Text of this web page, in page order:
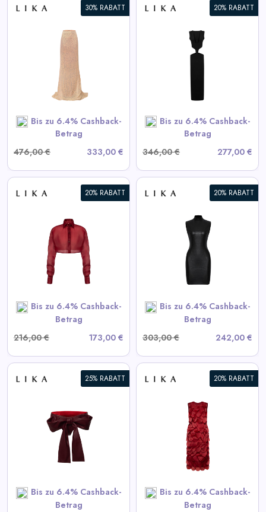
30% RABATT
Bis zu 6.4% Cashback-
Betrag
476,00 €
333,00 €
20% RABATT
Bis zu 6.4% Cashback-
Betrag
346,00 €
277,00 €
Schwarzes Kleid mit
Taillenausschnitten
View All LIKA Deals
SHOP NOW
20% RABATT
Bis zu 6.4% Cashback-
Betrag
216,00 €
173,00 €
20% RABATT
Bis zu 6.4% Cashback-
Betrag
303,00 €
242,00 €
Schwarzes strukturiertes Mini-
View All LIKA Deals
SHOP NOW
25% RABATT
Bis zu 6.4% Cashback-
Betrag
20% RABATT
Bis zu 6.4% Cashback-
Betrag
Bordeaux Kleid mit
voluminösen Elementen
View All LIKA Deals
SHOP NOW